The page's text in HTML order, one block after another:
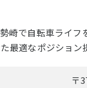
崎で自転車ライ
最適なポジション
〒